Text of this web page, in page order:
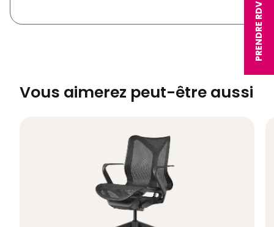
Vous aimerez peut-être aussi
PRENDRE RDV